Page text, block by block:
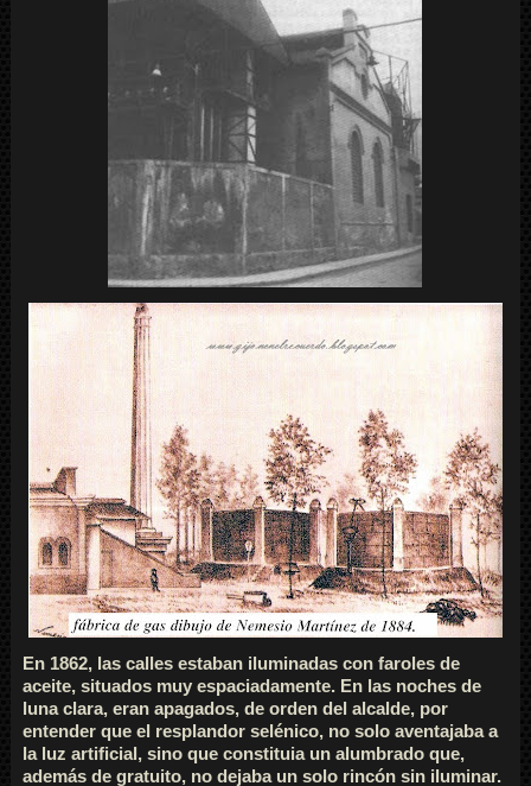
En 1862, las calles estaban iluminadas con faroles de
aceite, situados muy espaciadamente. En las noches de
luna clara, eran apagados, de orden del alcalde, por
entender que el resplandor selénico, no solo aventajaba a
la luz artificial, sino que constituia un alumbrado que,
además de gratuito, no dejaba un solo rincón sin iluminar.